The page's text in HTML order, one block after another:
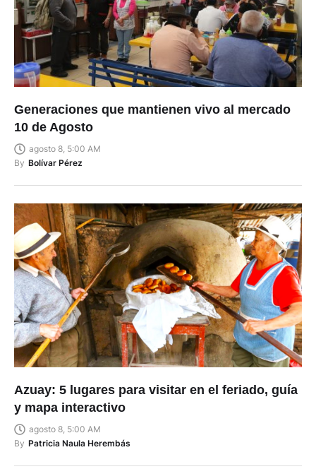
Generaciones que mantienen vivo al mercado
10 de Agosto
agosto 8, 5:00 AM
By Bolívar Pérez
Azuay: 5 lugares para visitar en el feriado, guía
y mapa interactivo
agosto 8, 5:00 AM
By Patricia Naula Herembás